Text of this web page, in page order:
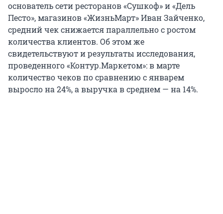
основатель сети ресторанов «Сушкоф» и «Дель
Песто», магазинов «ЖизньМарт» Иван Зайченко,
средний чек снижается параллельно с ростом
количества клиентов. Об этом же
свидетельствуют и результаты исследования,
проведенного «Контур.Маркетом»: в марте
количество чеков по сравнению с январем
выросло на 24%, а выручка в среднем — на 14%.